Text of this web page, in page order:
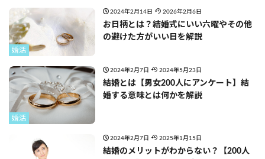
婚活
2024年2月14日 2026年2月6日
お日柄とは？結婚式にいい六曜やその他
の避けた方がいい日を解説
婚活
2024年2月7日 2024年5月23日
結婚とは【男女200人にアンケート】結
婚する意味とは何かを解説
2024年2月7日 2025年1月15日
結婚のメリットがわからない？【200人